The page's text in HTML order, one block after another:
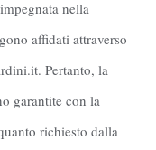
nella
affidati attraverso
Pertanto, la
garantite con la
richiesto dalla